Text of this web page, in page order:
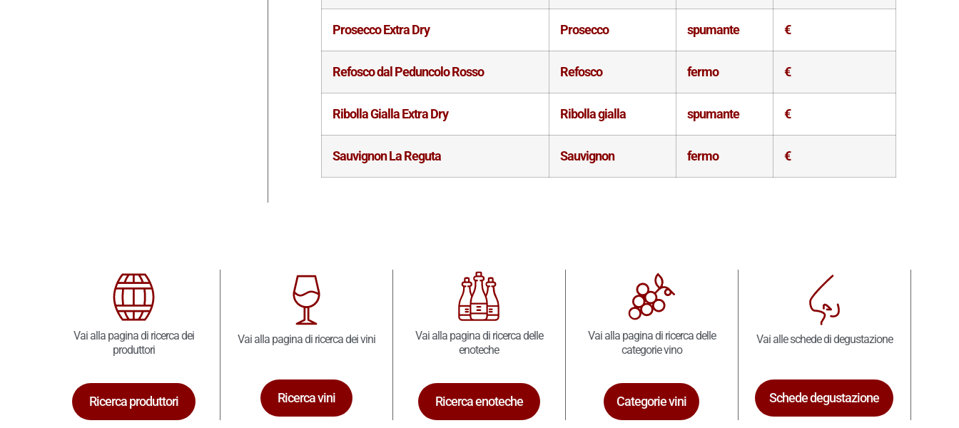
Prosecco Extra Dry Prosecco spumante €
Refosco dal Peduncolo Rosso Refosco fermo €
Ribolla Gialla Extra Dry Ribolla gialla spumante €
Sauvignon La Reguta Sauvignon fermo €
Vai alla pagina di ricerca dei
produttori
Ricerca produttori
Vai alla pagina di ricerca dei vini
Ricerca vini
Vai alla pagina di ricerca delle
enoteche
Ricerca enoteche
Vai alla pagina di ricerca delle
categorie vino
Categorie vini
Vai alle schede di degustazione
Schede degustazione